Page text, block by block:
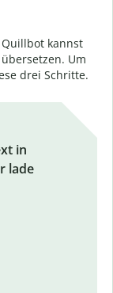
kannst
Um
drei Schritte.
in
lade